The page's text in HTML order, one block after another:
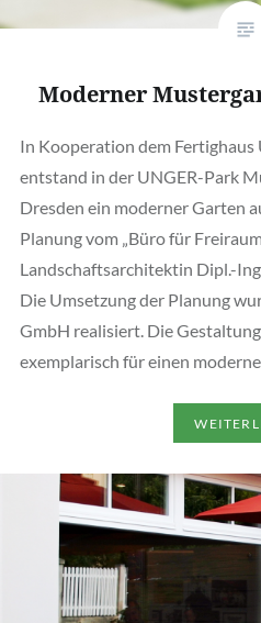
Moderner
In Kooperation dem
entstand in der UNGER-Park
Dresden ein moderner Garten
Planung vom „Büro für
Landschaftsarchitektin Dipl.-
Die Umsetzung der Planung
GmbH realisiert. Die
exemplarisch für einen